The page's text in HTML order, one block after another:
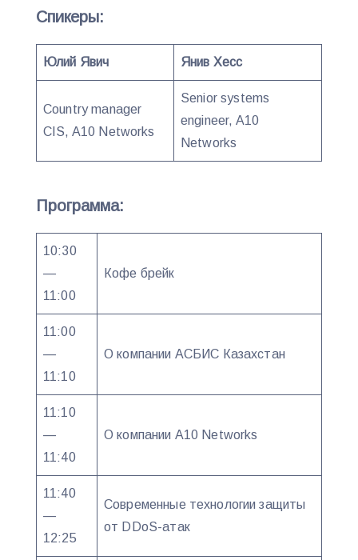
Спикеры:
Юлий Явич Янив Хесс
Country manager
CIS, A10 Networks
Senior systems
engineer, A10
Networks
Программа:
10:30
—
11:00
Кофе брейк
11:00
—
11:10
О компании АСБИС Казахстан
11:10
—
11:40
О компании A10 Networks
11:40
—
12:25
Современные технологии защиты
от DDoS-атак